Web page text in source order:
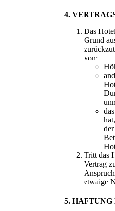
4.
Das
Grund
von:
Tritt das
Vertrag
etwaige
5. HAFTUNG